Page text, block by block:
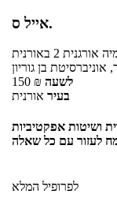
אייל ס.
אורגנית 2
באורנית
אוניברסיטת בן גוריון
150 ₪ לשעה
בעיר אורנית
ושיטות אפקטיביות
לפרופיל המלא